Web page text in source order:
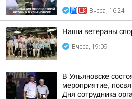
Вчера, 16:24
Наши ветераны
Вчера, 19:09
В Ульяновске
мероприятие,
Дня сотрудника